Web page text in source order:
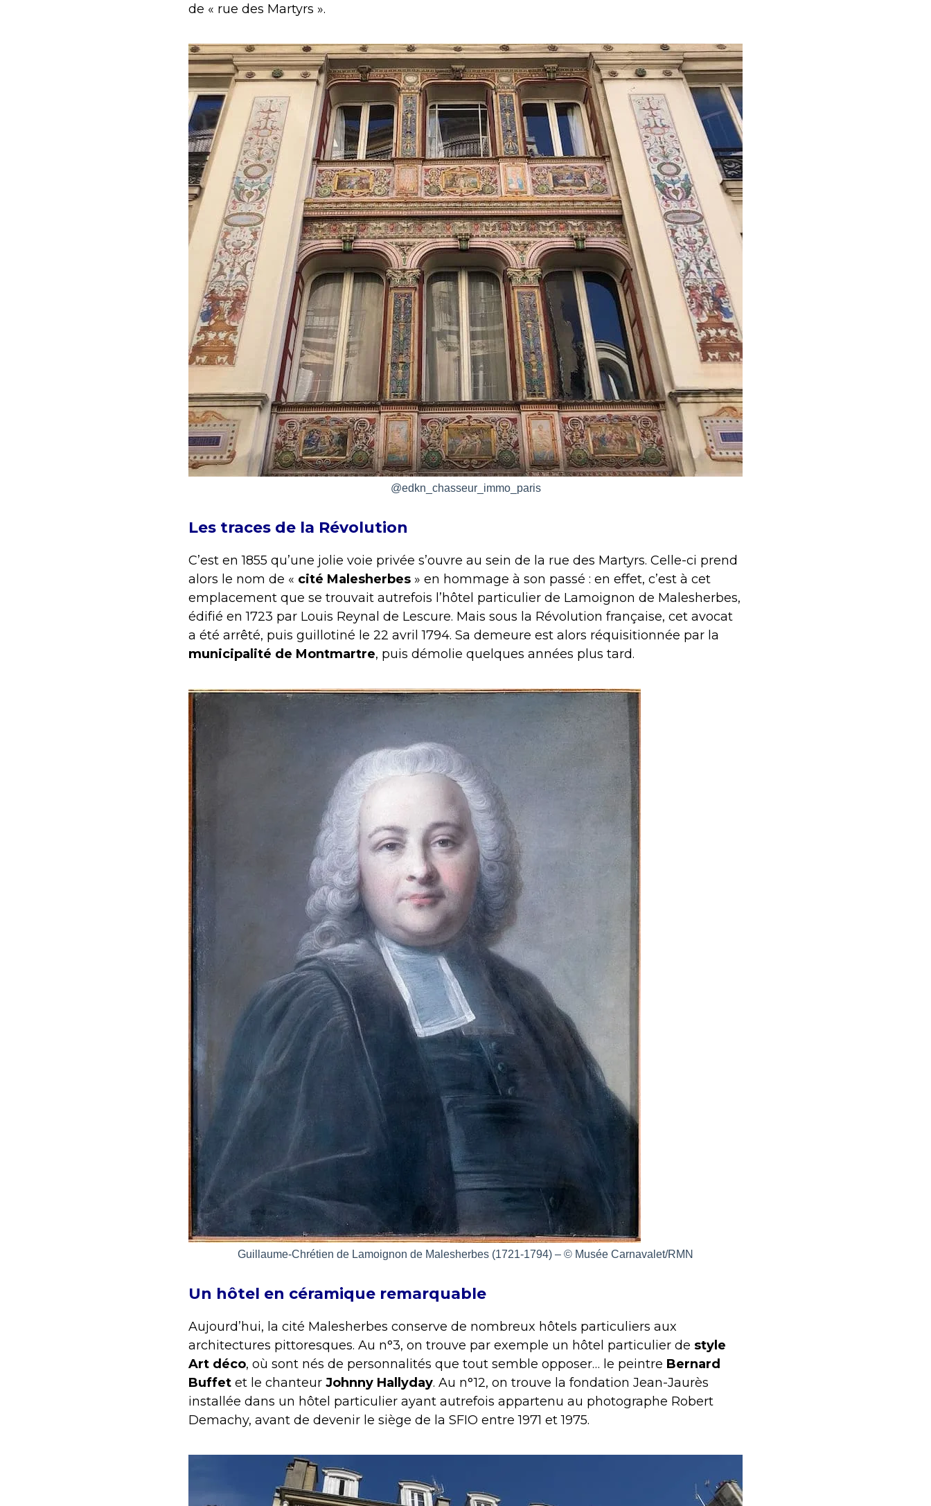
de « rue des Martyrs ».
@edkn_chasseur_immo_paris
Les traces de la Révolution
C’est en 1855 qu’une jolie voie privée s’ouvre au sein de la rue des Martyrs. Celle-ci prend
alors le nom de « cité Malesherbes » en hommage à son passé : en effet, c’est à cet
emplacement que se trouvait autrefois l’hôtel particulier de Lamoignon de Malesherbes,
édifié en 1723 par Louis Reynal de Lescure. Mais sous la Révolution française, cet avocat
a été arrêté, puis guillotiné le 22 avril 1794. Sa demeure est alors réquisitionnée par la
municipalité de Montmartre, puis démolie quelques années plus tard.
Guillaume-Chrétien de Lamoignon de Malesherbes (1721-1794) – © Musée Carnavalet/RMN
Un hôtel en céramique remarquable
Aujourd’hui, la cité Malesherbes conserve de nombreux hôtels particuliers aux
architectures pittoresques. Au n°3, on trouve par exemple un hôtel particulier de style
Art déco, où sont nés de personnalités que tout semble opposer… le peintre Bernard
Buffet et le chanteur Johnny Hallyday. Au n°12, on trouve la fondation Jean-Jaurès
installée dans un hôtel particulier ayant autrefois appartenu au photographe Robert
Demachy, avant de devenir le siège de la SFIO entre 1971 et 1975.